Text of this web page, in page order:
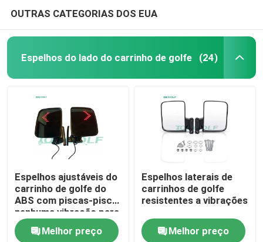
OUTRAS CATEGORIAS DOS EUA
Espelhos do lado do carrinho de golfe (24)
Espelhos ajustáveis do
carrinho de golfe do
ABS com piscas-pisca
nenhuma vibração para
o carro do clube do
carro do golfe
Melhor preço
Espelhos laterais de
carrinhos de golfe
resistentes a vibrações
Melhor preço